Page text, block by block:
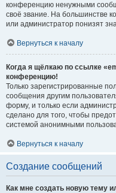
конференцию ненужными
своё звание. На большинстве
или администратор понизят
Вернуться к началу
Когда я щёлкаю по ссылке
конференцию!
Только зарегистрированные
сообщения другим
форму, и только если
сделано для того, чтобы
системой анонимными
Вернуться к началу
Создание сообщений
Как мне создать новую тему